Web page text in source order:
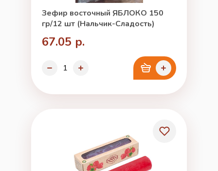
Зефир восточный ЯБЛОКО 150
гр/12 шт (Нальчик-Сладость)
67.05 р.